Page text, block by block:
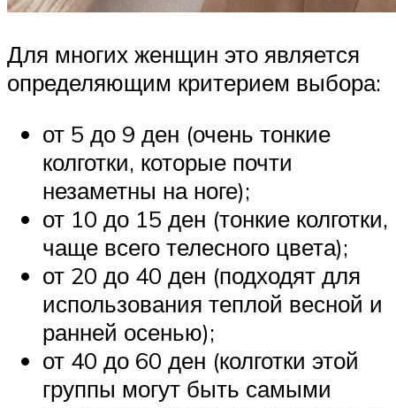
Для многих женщин это является
определяющим критерием выбора:
от 5 до 9 ден (очень тонкие
колготки, которые почти
незаметны на ноге);
от 10 до 15 ден (тонкие колготки,
чаще всего телесного цвета);
от 20 до 40 ден (подходят для
использования теплой весной и
ранней осенью);
от 40 до 60 ден (колготки этой
группы могут быть самыми